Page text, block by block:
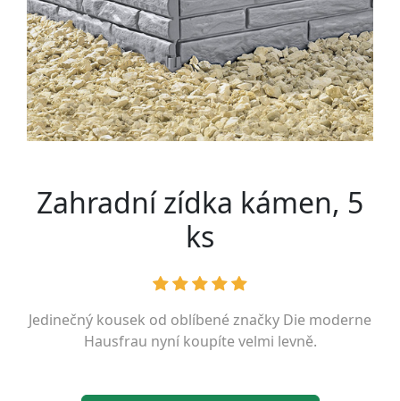
Zahradní zídka kámen, 5
ks
Jedinečný kousek od oblíbené značky Die moderne
Hausfrau nyní koupíte velmi levně.